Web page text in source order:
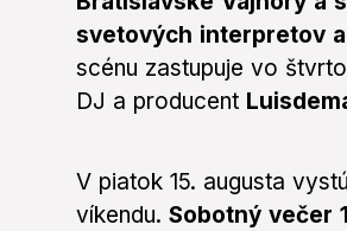
svetových interpretov
scénu zastupuje vo
DJ a producent
V piatok 15. augusta
víkendu. Sobotný večer